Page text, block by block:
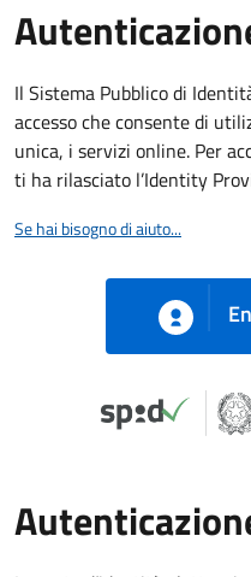
Il Sistema Pubblico di
accesso che consente di
unica, i servizi online. Per
ti ha rilasciato l’Identity
Se hai bisogno di aiuto...